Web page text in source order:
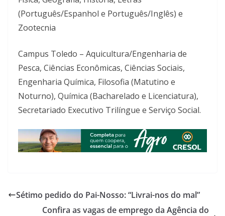
(Português/Espanhol e Português/Inglês) e
Zootecnia
Campus Toledo – Aquicultura/Engenharia de
Pesca, Ciências Econômicas, Ciências Sociais,
Engenharia Química, Filosofia (Matutino e
Noturno), Química (Bacharelado e Licenciatura),
Secretariado Executivo Trilíngue e Serviço Social.
Sétimo pedido do Pai-Nosso: “Livrai-nos do mal”
Confira as vagas de emprego da Agência do